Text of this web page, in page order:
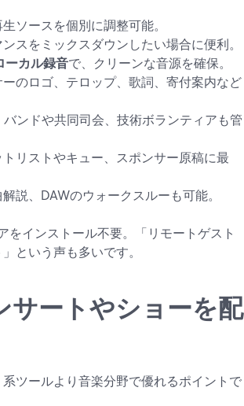
ソースを個別に調整可能。
スをミックスダウンしたい場合に便利。
ーカル録音で、クリーンな音源を確保。
のロゴ、テロップ、歌詞、寄付案内など
バンドや共同司会、技術ボランティアも管
リストやキュー、スポンサー原稿に最
説、DAWのウォークスルーも可能。
インストール不要。「リモートゲスト
という声も多いです。
サートやショーを配
ツールより音楽分野で優れるポイントで